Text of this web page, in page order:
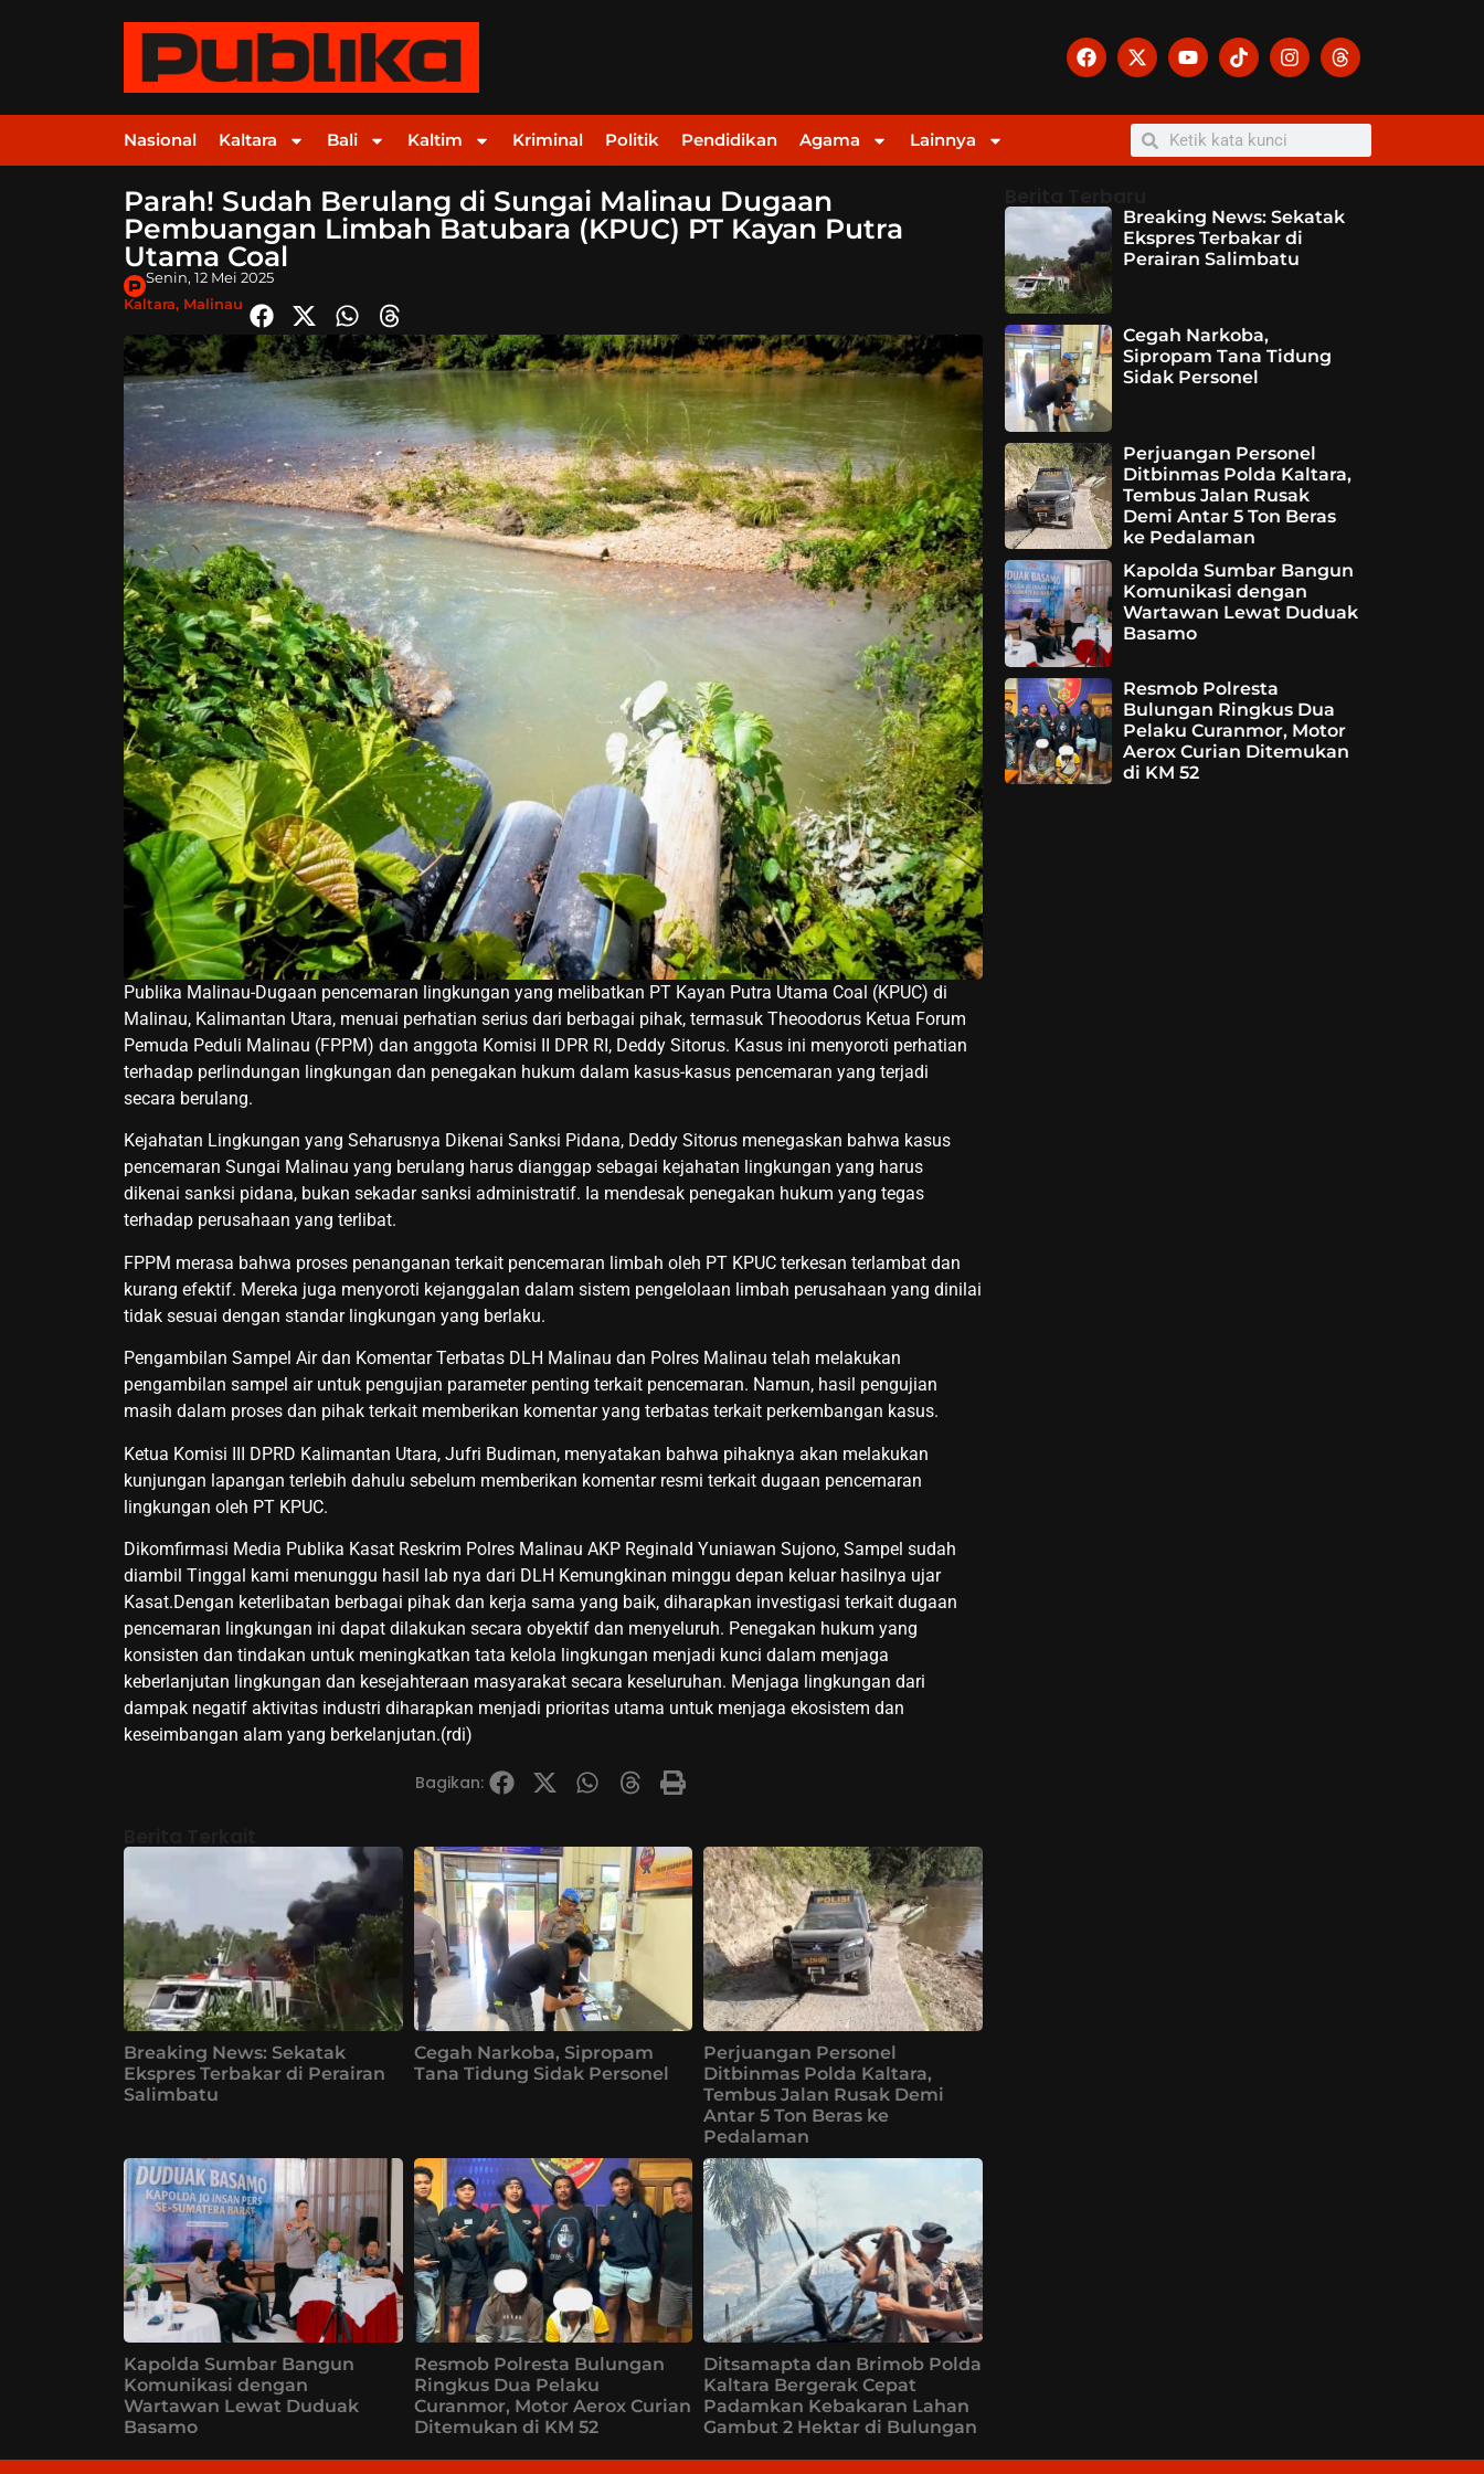
Nasional Kaltara Bali Kaltim Kriminal Politik Pendidikan Agama Lainnya
Parah! Sudah Berulang di Sungai Malinau Dugaan
Pembuangan Limbah Batubara (KPUC) PT Kayan Putra
Utama Coal
Senin, 12 Mei 2025
Kaltara, Malinau
Publika Malinau-Dugaan pencemaran lingkungan yang melibatkan PT Kayan Putra Utama Coal (KPUC) di
Malinau, Kalimantan Utara, menuai perhatian serius dari berbagai pihak, termasuk Theoodorus Ketua Forum
Pemuda Peduli Malinau (FPPM) dan anggota Komisi II DPR RI, Deddy Sitorus. Kasus ini menyoroti perhatian
terhadap perlindungan lingkungan dan penegakan hukum dalam kasus-kasus pencemaran yang terjadi
secara berulang.
Kejahatan Lingkungan yang Seharusnya Dikenai Sanksi Pidana, Deddy Sitorus menegaskan bahwa kasus
pencemaran Sungai Malinau yang berulang harus dianggap sebagai kejahatan lingkungan yang harus
dikenai sanksi pidana, bukan sekadar sanksi administratif. Ia mendesak penegakan hukum yang tegas
terhadap perusahaan yang terlibat.
FPPM merasa bahwa proses penanganan terkait pencemaran limbah oleh PT KPUC terkesan terlambat dan
kurang efektif. Mereka juga menyoroti kejanggalan dalam sistem pengelolaan limbah perusahaan yang dinilai
tidak sesuai dengan standar lingkungan yang berlaku.
Pengambilan Sampel Air dan Komentar Terbatas DLH Malinau dan Polres Malinau telah melakukan
pengambilan sampel air untuk pengujian parameter penting terkait pencemaran. Namun, hasil pengujian
masih dalam proses dan pihak terkait memberikan komentar yang terbatas terkait perkembangan kasus.
Ketua Komisi III DPRD Kalimantan Utara, Jufri Budiman, menyatakan bahwa pihaknya akan melakukan
kunjungan lapangan terlebih dahulu sebelum memberikan komentar resmi terkait dugaan pencemaran
lingkungan oleh PT KPUC.
Dikomfirmasi Media Publika Kasat Reskrim Polres Malinau AKP Reginald Yuniawan Sujono, Sampel sudah
diambil Tinggal kami menunggu hasil lab nya dari DLH Kemungkinan minggu depan keluar hasilnya ujar
Kasat.Dengan keterlibatan berbagai pihak dan kerja sama yang baik, diharapkan investigasi terkait dugaan
pencemaran lingkungan ini dapat dilakukan secara obyektif dan menyeluruh. Penegakan hukum yang
konsisten dan tindakan untuk meningkatkan tata kelola lingkungan menjadi kunci dalam menjaga
keberlanjutan lingkungan dan kesejahteraan masyarakat secara keseluruhan. Menjaga lingkungan dari
dampak negatif aktivitas industri diharapkan menjadi prioritas utama untuk menjaga ekosistem dan
keseimbangan alam yang berkelanjutan.(rdi)
Bagikan:
Breaking News: Sekatak
Ekspres Terbakar di Perairan
Salimbatu
Cegah Narkoba, Sipropam
Tana Tidung Sidak Personel
Perjuangan Personel
Ditbinmas Polda Kaltara,
Tembus Jalan Rusak Demi
Antar 5 Ton Beras ke
Pedalaman
Kapolda Sumbar Bangun
Komunikasi dengan
Wartawan Lewat Duduak
Basamo
Resmob Polresta Bulungan
Ringkus Dua Pelaku
Curanmor, Motor Aerox Curian
Ditemukan di KM 52
Ditsamapta dan Brimob Polda
Kaltara Bergerak Cepat
Padamkan Kebakaran Lahan
Gambut 2 Hektar di Bulungan
Breaking News: Sekatak
Ekspres Terbakar di
Perairan Salimbatu
Cegah Narkoba,
Sipropam Tana Tidung
Sidak Personel
Perjuangan Personel
Ditbinmas Polda Kaltara,
Tembus Jalan Rusak
Demi Antar 5 Ton Beras
ke Pedalaman
Kapolda Sumbar Bangun
Komunikasi dengan
Wartawan Lewat Duduak
Basamo
Resmob Polresta
Bulungan Ringkus Dua
Pelaku Curanmor, Motor
Aerox Curian Ditemukan
di KM 52